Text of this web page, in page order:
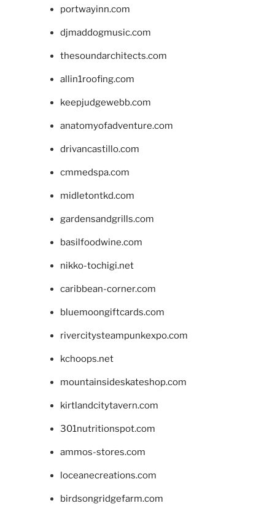
portwayinn.com
djmaddogmusic.com
thesoundarchitects.com
allin1roofing.com
keepjudgewebb.com
anatomyofadventure.com
drivancastillo.com
cmmedspa.com
midletontkd.com
gardensandgrills.com
basilfoodwine.com
nikko-tochigi.net
caribbean-corner.com
bluemoongiftcards.com
rivercitysteampunkexpo.com
kchoops.net
mountainsideskateshop.com
kirtlandcitytavern.com
301nutritionspot.com
ammos-stores.com
loceanecreations.com
birdsongridgefarm.com